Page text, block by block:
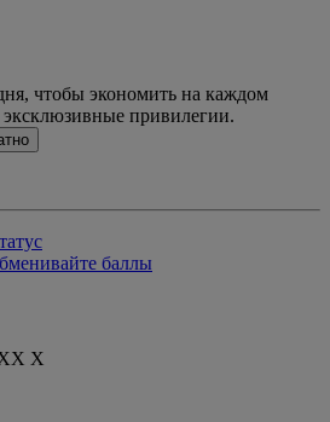
чтобы экономить на каждом
привилегии.
баллы
X